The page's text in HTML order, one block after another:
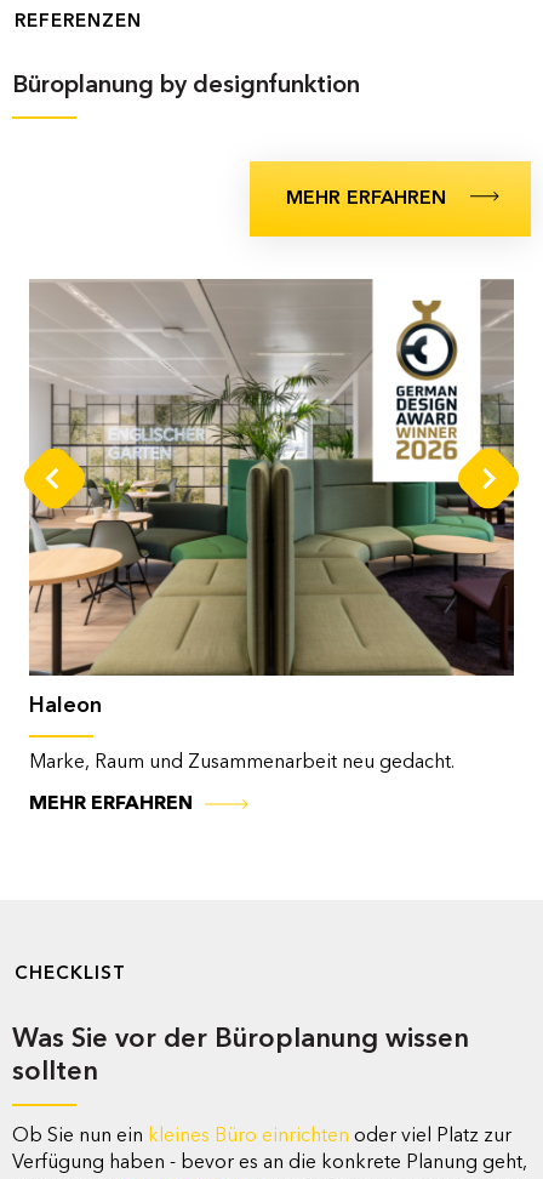
REFERENZEN
Büroplanung by designfunktion
MEHR ERFAHREN
Sparkassenakademie Baden-Württemberg
Raus aus dem Zellenbüro, rein ins New Office.
MEHR ERFAHREN
CHECKLIST
Was Sie vor der Büroplanung wissen
sollten
Ob Sie nun ein kleines Büro einrichten oder viel Platz zur
Verfügung haben - bevor es an die konkrete Planung geht,